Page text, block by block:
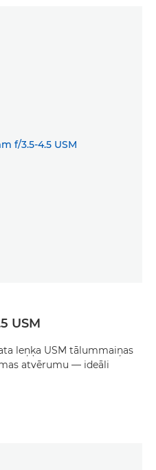
USM
leņķa USM tālummaiņas
atvērumu — ideāli